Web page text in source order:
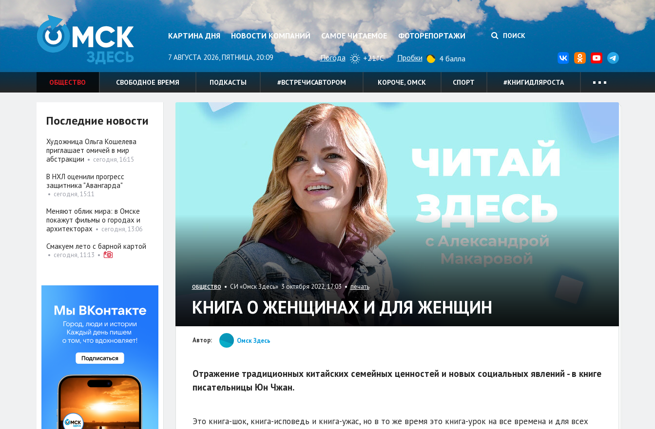
КАРТИНА ДНЯ НОВОСТИ КОМПАНИЙ САМОЕ ЧИТАЕМОЕ ФОТОРЕПОРТАЖИ ПОИСК
7 АВГУСТА 2026, ПЯТНИЦА, 20:09 Погода +21°C Пробки 4 балла
ОБЩЕСТВО СВОБОДНОЕ ВРЕМЯ ПОДКАСТЫ #ВСТРЕЧИСАВТОРОМ КОРОЧЕ, ОМСК СПОРТ #КНИГИДЛЯРОСТА
ОБЩЕСТВО • СИ «Омск Здесь» 3 октября 2022, 17:03 •печать
КНИГА О ЖЕНЩИНАХ И ДЛЯ ЖЕНЩИН
Автор: Омск Здесь
Отражение традиционных китайских семейных ценностей и новых социальных явлений - в книге
писательницы Юн Чжан.
Это книга-шок, книга-исповедь и книга-ужас, но в то же время это книга-урок на все времена и для всех
Последние новости
Художница Ольга Кошелева
приглашает омичей в мир
абстракции • сегодня, 16:15
В НХЛ оценили прогресс
защитника "Авангарда"
• сегодня, 15:11
Меняют облик мира: в Омске
покажут фильмы о городах и
архитекторах • сегодня, 13:06
Смакуем лето с барной картой
• сегодня, 11:13 •